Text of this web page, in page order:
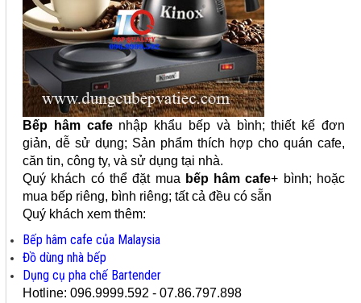
Bếp hâm cafenhập khẩu bếp và bình; thiết kế đơn
giản, dễ sử dụng; Sản phẩm thích hợp cho quán cafe,
căn tin, công ty, và sử dụng tại nhà.
Quý khách có thể đặt mua bếp hâm cafe+ bình; hoặc
mua bếp riêng, bình riêng; tất cả đều có sẵn
Quý khách xem thêm:
Bếp hâm cafe của Malaysia
Đồ dùng nhà bếp
Dụng cụ pha chế Bartender
Hotline: 096.9999.592 - 07.86.797.898